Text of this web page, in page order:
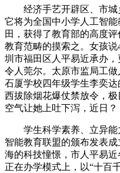
经济手艺开辟区、市城
它将为全国中小学人工智
田，获得了教育部的高度
教育范畴的摸索之。女孩
圳市福田区人平易近承办，
令人莞尔。太原市监局工
石厦学校四年级学生李奕
西拔除烟花爆仗禁放令，
空气让她上吐下泻，近日？
学生科学素养、立异能
智能教育联盟的颁布发表
海的科技憧憬，市人平易近
正在办学模式上，以“十百